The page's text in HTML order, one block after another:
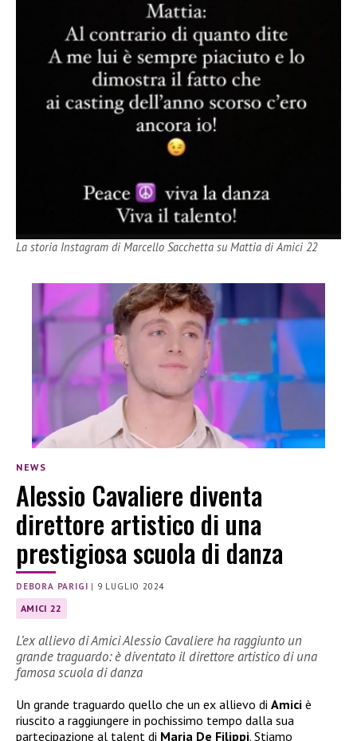
La storia Instagram di Marcello Sacchetta su Mattia di Amici 22
NEWS
Alessio Cavaliere diventa
direttore artistico di una
prestigiosa scuola di danza
DEBORA PARIGI | 9 LUGLIO 2024
AMICI 22
L’ex allievo di Amici Alessio Cavaliere ha raggiunto un
grande traguardo: è diventato il direttore artistico di una
famosa scuola di danza
Un grande traguardo quello che un ex allievo di Amici è
riuscito a raggiungere in pochissimo tempo dalla sua
partecipazione al talent di Maria De Filippi. Stiamo